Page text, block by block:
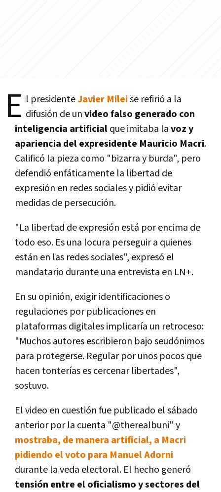
E l presidenteJavier Mileise refirió a la
difusión de unvideo falso generado con
inteligencia artificialque imitaba lavoz y
apariencia del expresidente Mauricio Macri.
Calificó la pieza como "bizarra y burda", pero
defendió enfáticamente la libertad de
expresión en redes sociales y pidió evitar
medidas de persecución.
"La libertad de expresión está por encima de
todo eso. Es una locura perseguir a quienes
están en las redes sociales", expresó el
mandatario durante una entrevista en LN+.
En su opinión, exigir identificaciones o
regulaciones por publicaciones en
plataformas digitales implicaría un retroceso:
"Muchos autores escribieron bajo seudónimos
para protegerse. Regular por unos pocos que
hacen tonterías es cercenar libertades",
sostuvo.
El video en cuestión fue publicado el sábado
anterior por la cuenta "@therealbuni" y
mostraba, de manera artificial, a Macri
pidiendo el voto para Manuel Adorni
durante la veda electoral. El hecho generó
tensión entre el oficialismo y sectores del